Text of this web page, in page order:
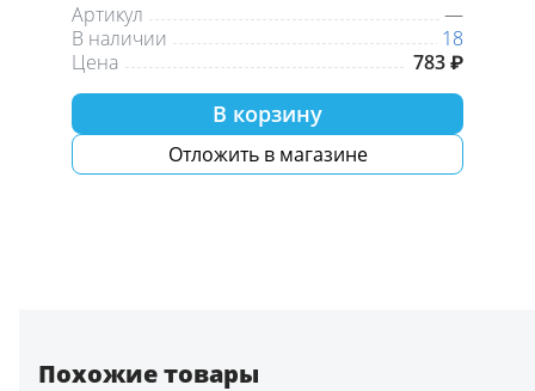
Артикул
—
В наличии
18
Цена
783 ₽
В корзину
Отложить в магазине
Похожие товары